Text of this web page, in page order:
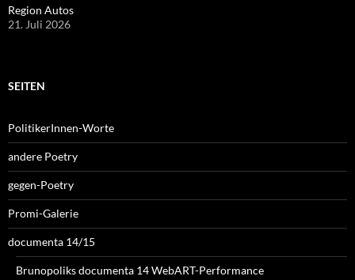
Region Autos
21. Juli 2026
SEITEN
PolitikerInnen-Worte
andere Poetry
gegen-Poetry
Promi-Galerie
documenta 14/15
Brunopoliks documenta 14 WebART-Performance